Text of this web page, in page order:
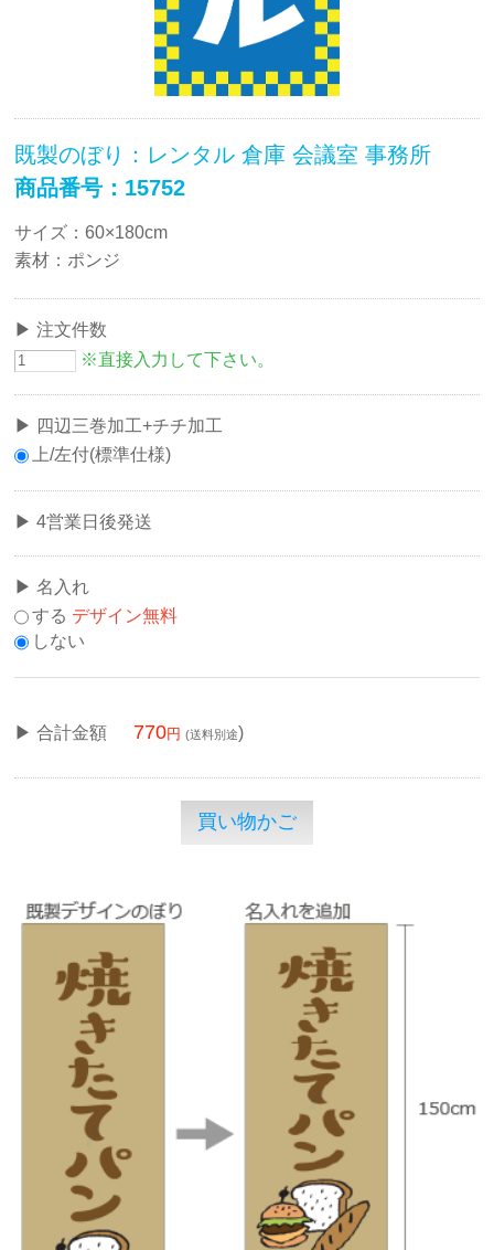
既製のぼり：レンタル 倉庫 会議室 事務所
商品番号：15752
サイズ：60×180cm
素材：ポンジ
注文件数
※直接入力して下さい。
四辺三巻加工+チチ加工
上/左付(標準仕様)
4営業日後発送
名入れ
する デザイン無料
しない
合計金額 770 (送料別途)